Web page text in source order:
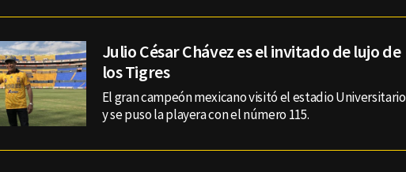
Julio César Chávez es el invitado de lujo de
los Tigres
El gran campeón mexicano visitó el estadio Universitario
y se puso la playera con el número 115.